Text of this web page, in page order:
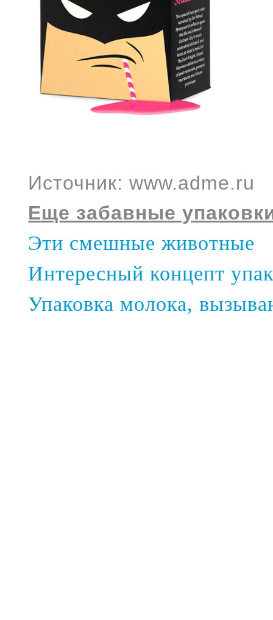
Источник: www.adme.ru
Еще забавные
Эти смешные животные
Интересный концепт
Упаковка молока,